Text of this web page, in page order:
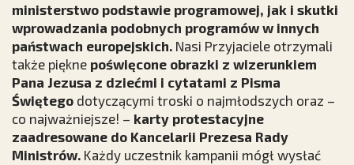
ministerstwo podstawie programowej, jak i skutki
wprowadzania podobnych programów w innych
państwach europejskich. Nasi Przyjaciele otrzymali
także piękne poświęcone obrazki z wizerunkiem
Pana Jezusa z dziećmi i cytatami z Pisma
Świętego dotyczącymi troski o najmłodszych oraz –
co najważniejsze! – karty protestacyjne
zaadresowane do Kancelarii Prezesa Rady
Ministrów. Każdy uczestnik kampanii mógł wysłać